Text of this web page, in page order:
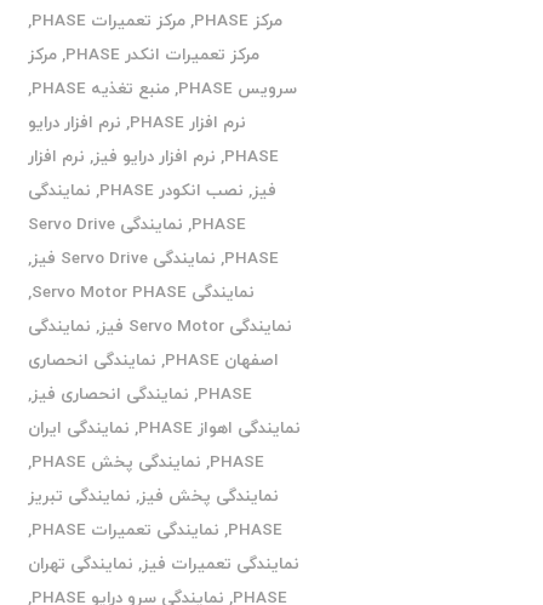
مرکز PHASE
,مرکز تعمیرات PHASE
,
مرکز تعمیرات انکدر PHASE
,مرکز
سرویس PHASE
,منبع تغذیه PHASE
,
نرم افزار PHASE
, نرم افزار درایو
PHASE
, نرم افزار درایو فیز, نرم افزار
فیز, نصب انکودر PHASE , نمایندگی
PHASE
,
نمایندگی Servo Drive
PHASE
, نمایندگی Servo Drive فیز
,
نمایندگی Servo Motor PHASE
,
نمایندگی Servo Motor فیز
, نمایندگی
اصفهان PHASE
, نمایندگی انحصاری
PHASE
, نمایندگی انحصاری فیز,
نمایندگی اهواز PHASE
, نمایندگی ایران
PHASE
, نمایندگی پخش PHASE
,
نمایندگی پخش فیز, نمایندگی تبریز
PHASE
, نمایندگی تعمیرات PHASE
,
نمایندگی تعمیرات فیز, نمایندگی تهران
PHASE
, نمایندگی سرو درایو PHASE
,